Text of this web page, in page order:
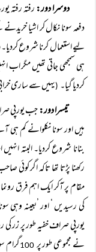
دوسرا دور:رفتہ رفتہ
دفعہ سونا نکال کر اشیا
لیے استعمال کرنا شروع
ہی سمجھی جاتی تھیں مگر اب
کردیا گیا۔ (یہیں سے ساری
تیسرا دور:جب یورپی
ہیں اور سونا نکلوانے کم ہی
بنانا شروع کردیا۔ البتہ
رکھنا پڑتا تھا تاکہ اگر
مقام پر آکر ایک اہم فرق
کی رسیدیں ‘ اور ’بعینہ وہی
یورپی صراف خفیہ طور پر زر
نے مجموعی طور پر100 گرام